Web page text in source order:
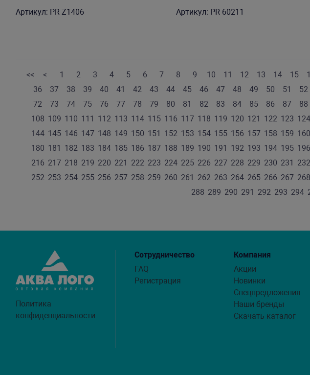
Артикул: PR-Z1406
Артикул: PR-60211
<< < 1 2 3 4 5 6 7 8 9 10 11 12 13 14 15
36
37 38 39 40 41 42 43 44 45 46 47 48 49 50 51 52
72
73 74 75 76 77 78 79 80 81 82 83 84 85 86 87 88
108 109 110 111 112 113 114 115 116 117 118 119 120 121 122 123 124
144 145 146 147 148 149 150 151 152 153 154 155 156 157 158 159 160
180 181 182 183 184 185 186 187 188 189 190 191 192 193 194 195 196
216 217 218 219 220 221 222 223 224 225 226 227 228 229 230 231 232
252 253 254 255 256 257 258 259 260 261 262 263 264 265 266 267 268
288 289 290 291 292 293 294
Политика
конфиденциальности
Сотрудничество
FAQ
Регистрация
Компания
Акции
Новинки
Спецпредложения
Наши бренды
Скачать каталог